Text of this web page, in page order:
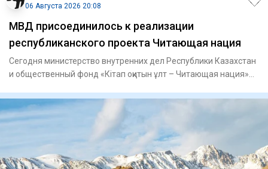
06 Августа 2026 20:08
МВД присоединилось к реализации
республиканского проекта Читающая нация
Сегодня министерство внутренних дел Республики Казахстан
и общественный фонд «Кітап оқитын ұлт – Читающая нация»